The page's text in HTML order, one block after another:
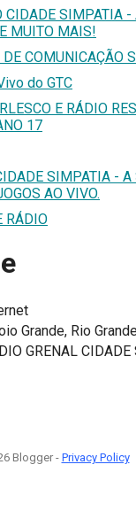
CIDADE SIMPATIA
MUITO MAIS!
COMUNICAÇÃO
do GTC
E RÁDIO
17
SIMPATIA -
AO VIVO.
RÁDIO
Grande, Rio
GRENAL
Blogger - Privacy Policy